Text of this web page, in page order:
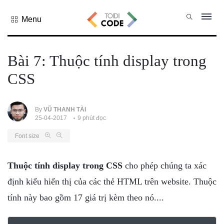
Tất cả
danh mục
PHP
PYTHON
NODE.JS
JAVA CORE
SQL
HTML
CSS
THỦ THUẬT
Menu
Bài 7: Thuộc tính display trong
CSS
By VŨ THANH TÀI
25-04-2017
9 phút đọc
Font size
Thuộc tính display trong CSS cho phép chúng ta xác
định kiểu hiển thị của các thẻ HTML trên website. Thuộc
tính này bao gồm 17 giá trị kèm theo nó....